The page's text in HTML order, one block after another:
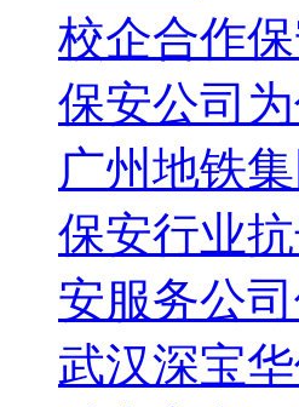
校企合作
保安公司
广州地铁
保安行业
安服务公
武汉深宝